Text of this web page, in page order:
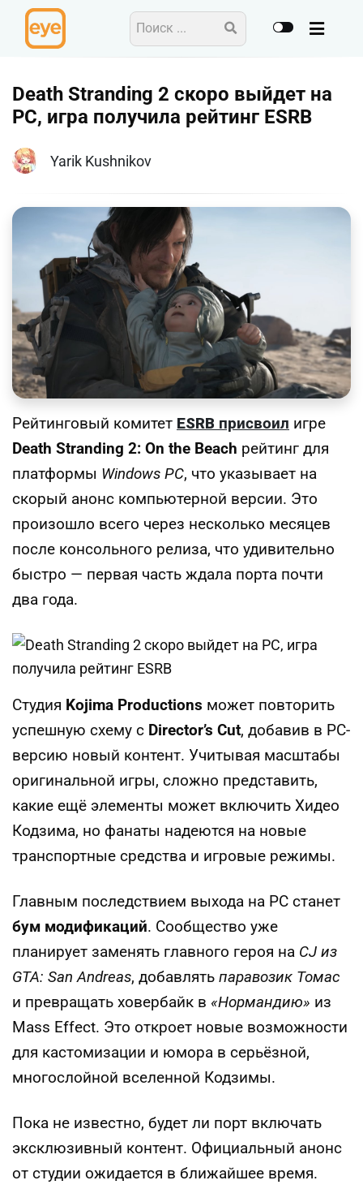
Death Stranding 2 скоро выйдет на
PC, игра получила рейтинг ESRB
Yarik Kushnikov
Рейтинговый комитет ESRB присвоил игре
Death Stranding 2: On the Beach рейтинг для
платформы Windows PC, что указывает на
скорый анонс компьютерной версии. Это
произошло всего через несколько месяцев
после консольного релиза, что удивительно
быстро — первая часть ждала порта почти
два года.
Студия Kojima Productions может повторить
успешную схему с Director’s Cut, добавив в PC-
версию новый контент. Учитывая масштабы
оригинальной игры, сложно представить,
какие ещё элементы может включить Хидео
Кодзима, но фанаты надеются на новые
транспортные средства и игровые режимы.
Главным последствием выхода на PC станет
бум модификаций. Сообщество уже
планирует заменять главного героя на CJ из
GTA: San Andreas, добавлять паравозик Томас
и превращать ховербайк в «Нормандию» из
Mass Effect. Это откроет новые возможности
для кастомизации и юмора в серьёзной,
многослойной вселенной Кодзимы.
Пока не известно, будет ли порт включать
эксклюзивный контент. Официальный анонс
от студии ожидается в ближайшее время.